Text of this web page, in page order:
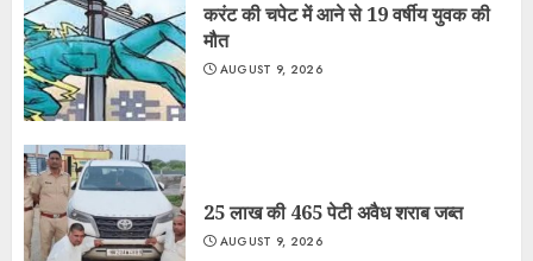
करंट की चपेट में आने से 19 वर्षीय युवक की
मौत
AUGUST 9, 2026
25 लाख की 465 पेटी अवैध शराब जब्त
AUGUST 9, 2026